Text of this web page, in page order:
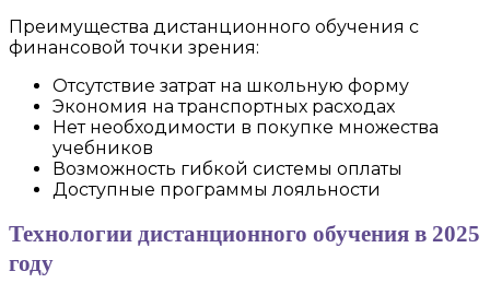
Преимущества дистанционного обучения с
финансовой точки зрения:
Отсутствие затрат на школьную форму
Экономия на транспортных расходах
Нет необходимости в покупке множества
учебников
Возможность гибкой системы оплаты
Доступные программы лояльности
Технологии дистанционного обучения в 2025
году